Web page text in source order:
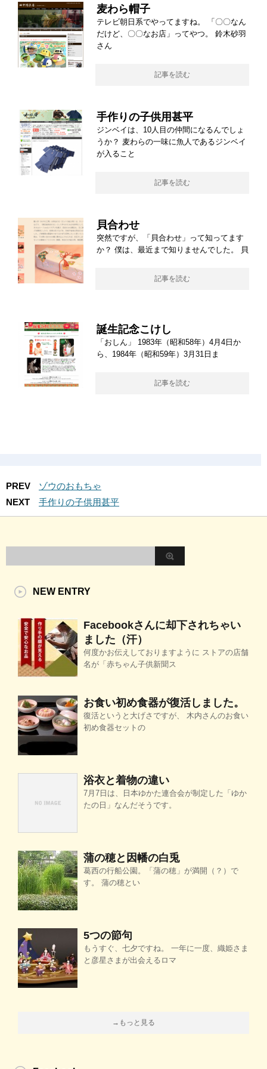
麦わら帽子
テレビ朝日系でやってますね。 「〇〇なん
だけど、〇〇なお店」ってやつ。 鈴木砂羽
さん
記事を読む
手作りの子供用甚平
ジンベイは、10人目の仲間になるんでしょ
うか？ 麦わらの一味に魚人であるジンベイ
が入ること
記事を読む
貝合わせ
突然ですが、「貝合わせ」って知ってます
か？ 僕は、最近まで知りませんでした。 貝
記事を読む
誕生記念こけし
「おしん」 1983年（昭和58年）4月4日か
ら、1984年（昭和59年）3月31日ま
記事を読む
PREV
ゾウのおもちゃ
NEXT
手作りの子供用甚平
NEW ENTRY
Facebookさんに却下されちゃい
ました（汗）
何度かお伝えしておりますように ストアの店舗
名が「赤ちゃん子供新聞ス
お食い初め食器が復活しました。
復活というと大げさですが、 木内さんのお食い
初め食器セットの
浴衣と着物の違い
7月7日は、日本ゆかた連合会が制定した「ゆか
たの日」なんだそうです。
蒲の穂と因幡の白兎
葛西の行船公園。「蒲の穂」が満開（？）で
す。 蒲の穂とい
5つの節句
もうすぐ、七夕ですね。 一年に一度、織姫さま
と彦星さまが出会えるロマ
→もっと見る